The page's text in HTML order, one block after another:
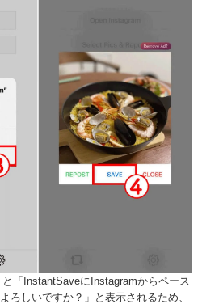
と「InstantSaveにInstagramからペース
ろしいですか？」と表示されるため、